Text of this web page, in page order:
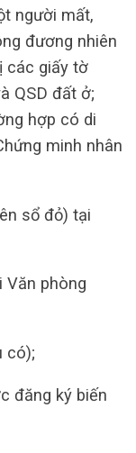
người mất,
đương nhiên
các giấy tờ
QSD đất ở;
hợp có di
minh nhân
sổ đỏ) tại
Văn phòng
có);
đăng ký biến